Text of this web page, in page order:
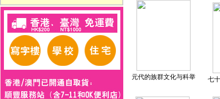
元代的族群文化与科举 七